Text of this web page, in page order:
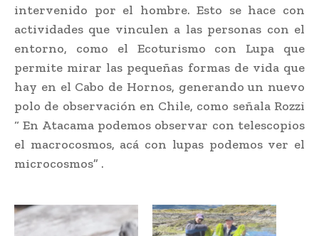
intervenido por el hombre. Esto se hace con
actividades que vinculen a las personas con el
entorno, como el Ecoturismo con Lupa que
permite mirar las pequeñas formas de vida que
hay en el Cabo de Hornos, generando un nuevo
polo de observación en Chile, como señala Rozzi
“ En Atacama podemos observar con telescopios
el macrocosmos, acá con lupas podemos ver el
microcosmos” .